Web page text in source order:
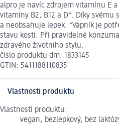
alpro je navíc zdrojem vitamínu E
vitamíny B2, B12 a D*. Díky svému
a neobsahuje lepek. *Vápník je
stavu kostí. Při pravidelné
zdravého životního stylu.
číslo produktu dm: 1833145
GTIN: 5411188110835
Vlastnosti produktu
Vlastnosti produktu:
vegan, bezlepkový, bez